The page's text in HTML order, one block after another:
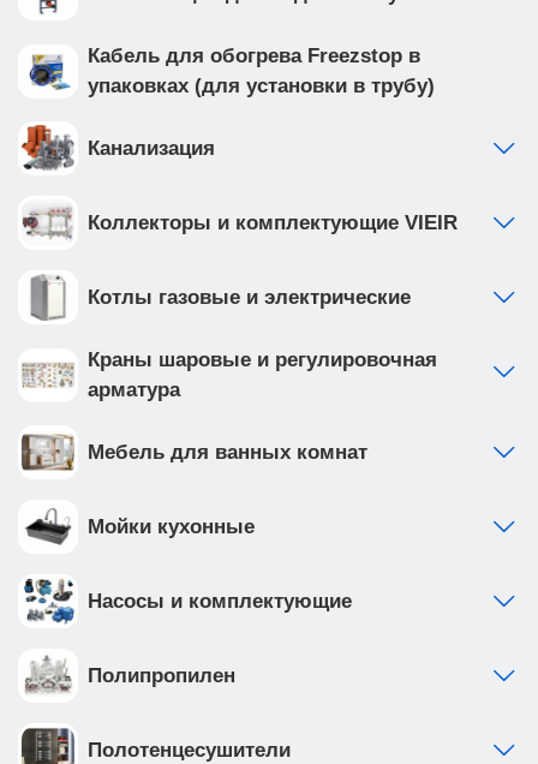
Кабель для обогрева Freezstop в
упаковках (для установки в трубу)
Канализация
Коллекторы и комплектующие VIEIR
Котлы газовые и электрические
Краны шаровые и регулировочная
арматура
Мебель для ванных комнат
Мойки кухонные
Насосы и комплектующие
Полипропилен
Полотенцесушители